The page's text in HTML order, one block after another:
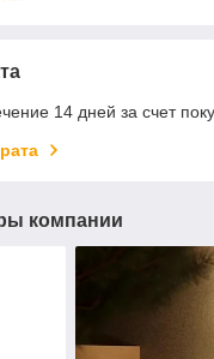
14 дней за счет
компании